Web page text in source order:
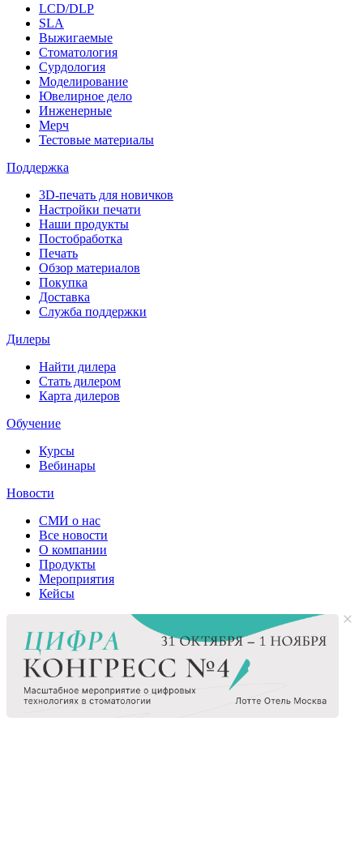
LCD/DLP
SLA
Выжигаемые
Стоматология
Сурдология
Моделирование
Ювелирное дело
Инженерные
Мерч
Тестовые материалы
Поддержка
3D-печать для новичков
Настройки печати
Наши продукты
Постобработка
Печать
Обзор материалов
Покупка
Доставка
Служба поддержки
Дилеры
Найти дилера
Cтать дилером
Карта дилеров
Обучение
Курсы
Вебинары
Новости
СМИ о нас
Все новости
О компании
Продукты
Мероприятия
Кейсы